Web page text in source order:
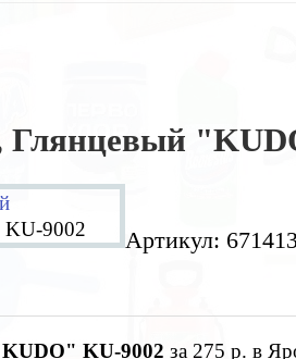
Глянцевый
KU-9002
Артикул: 671413
KU-9002 за 275 р. в